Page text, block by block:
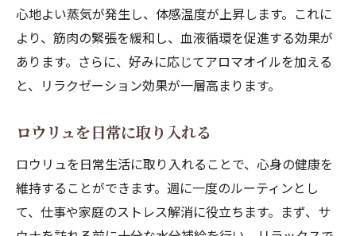
心地よい蒸気が発生し、体感温度が上昇します。これに
より、筋肉の緊張を緩和し、血液循環を促進する効果が
あります。さらに、好みに応じてアロマオイルを加える
と、リラクゼーション効果が一層高まります。
ロウリュを日常に取り入れる
ロウリュを日常生活に取り入れることで、心身の健康を
維持することができます。週に一度のルーティンとし
て、仕事や家庭のストレス解消に役立ちます。まず、サ